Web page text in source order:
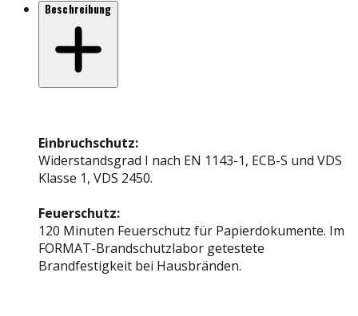
Beschreibung
Einbruchschutz:
Widerstandsgrad I nach EN 1143-1, ECB-S und VDS
Klasse 1, VDS 2450.
Feuerschutz:
120 Minuten Feuerschutz für Papierdokumente. Im
FORMAT-Brandschutzlabor getestete
Brandfestigkeit bei Hausbränden.